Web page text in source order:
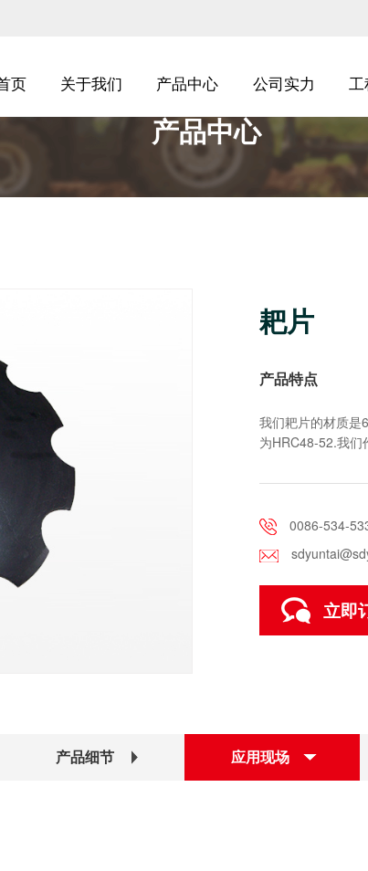
页 关于我们 产品中心 公司实力
产品中心
耙片
产品特点
我们耙片的材质是
为HRC48-52.我们
0086-534-
立即
产品细节 应用现场